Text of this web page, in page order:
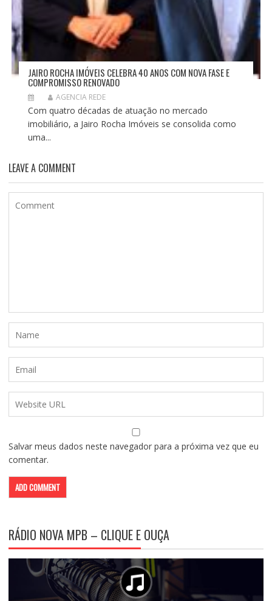
JAIRO ROCHA IMÓVEIS CELEBRA 40 ANOS COM NOVA FASE E
COMPROMISSO RENOVADO
AGENCIA REDE
Com quatro décadas de atuação no mercado
imobiliário, a Jairo Rocha Imóveis se consolida como
uma...
LEAVE A COMMENT
Salvar meus dados neste navegador para a próxima vez que eu
comentar.
RÁDIO NOVA MPB – CLIQUE E OUÇA